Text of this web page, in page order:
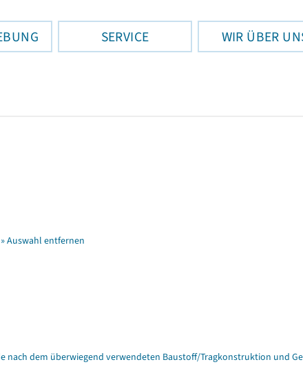
SERVICE WIR ÜBER
» Auswahl entfernen
nach dem überwiegend verwendeten Baustoff/Tragkonstruktion und